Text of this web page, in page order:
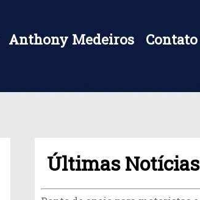
Anthony Medeiros Contato
Últimas Notícias